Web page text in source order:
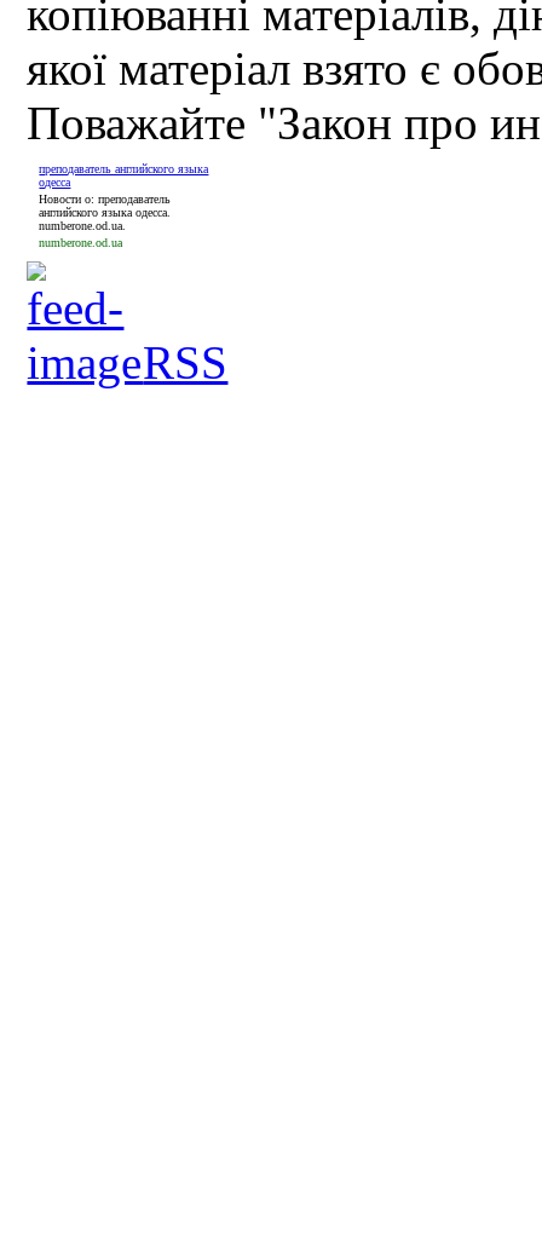
копіюванні матеріалів,
якої матеріал взято є
Поважайте "Закон про
преподаватель английского языка
одесса
Новости о: преподаватель
английского языка одесса.
numberone.od.ua.
numberone.od.ua
RSS